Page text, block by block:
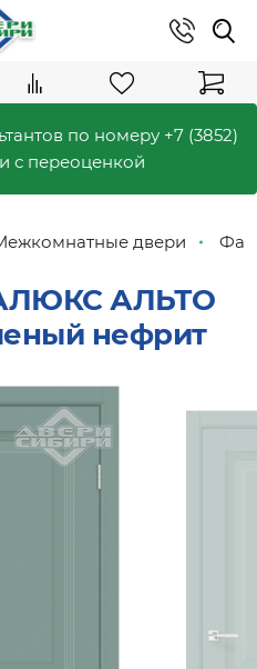
по номеру +7 (3852)
с переоценкой
двери
АЛЬТО
нефрит